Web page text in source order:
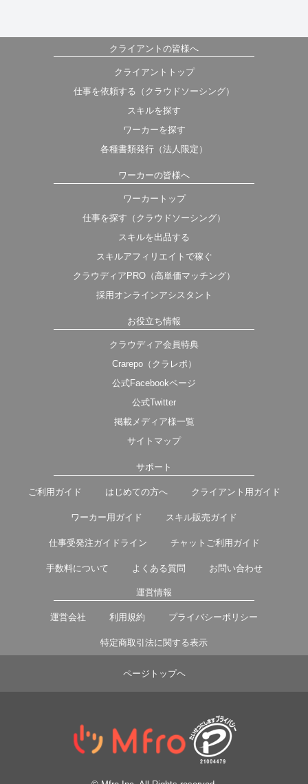
クライアントの皆様へ
クライアントトップ
仕事を依頼する（クラウドソーシング）
スキルを探す
ワーカーを探す
各種書類発行（法人限定）
ワーカーの皆様へ
ワーカートップ
仕事を探す（クラウドソーシング）
スキルを出品する
スキルアフィリエイトで稼ぐ
クラウディアPRO（高単価マッチング）
採用オンラインアシスタント
お役立ち情報
クラウディア会員特典
Crarepo（クラレポ）
公式Facebookページ
公式Twitter
掲載メディア様一覧
サイトマップ
サポート
ご利用ガイド はじめての方へ クライアント用ガイド
ワーカー用ガイド スキル販売ガイド
仕事受発注ガイドライン チャットご利用ガイド
手数料について よくある質問 お問い合わせ
運営情報
運営会社 利用規約 プライバシーポリシー
特定商取引法に関する表示
ページトップヘ